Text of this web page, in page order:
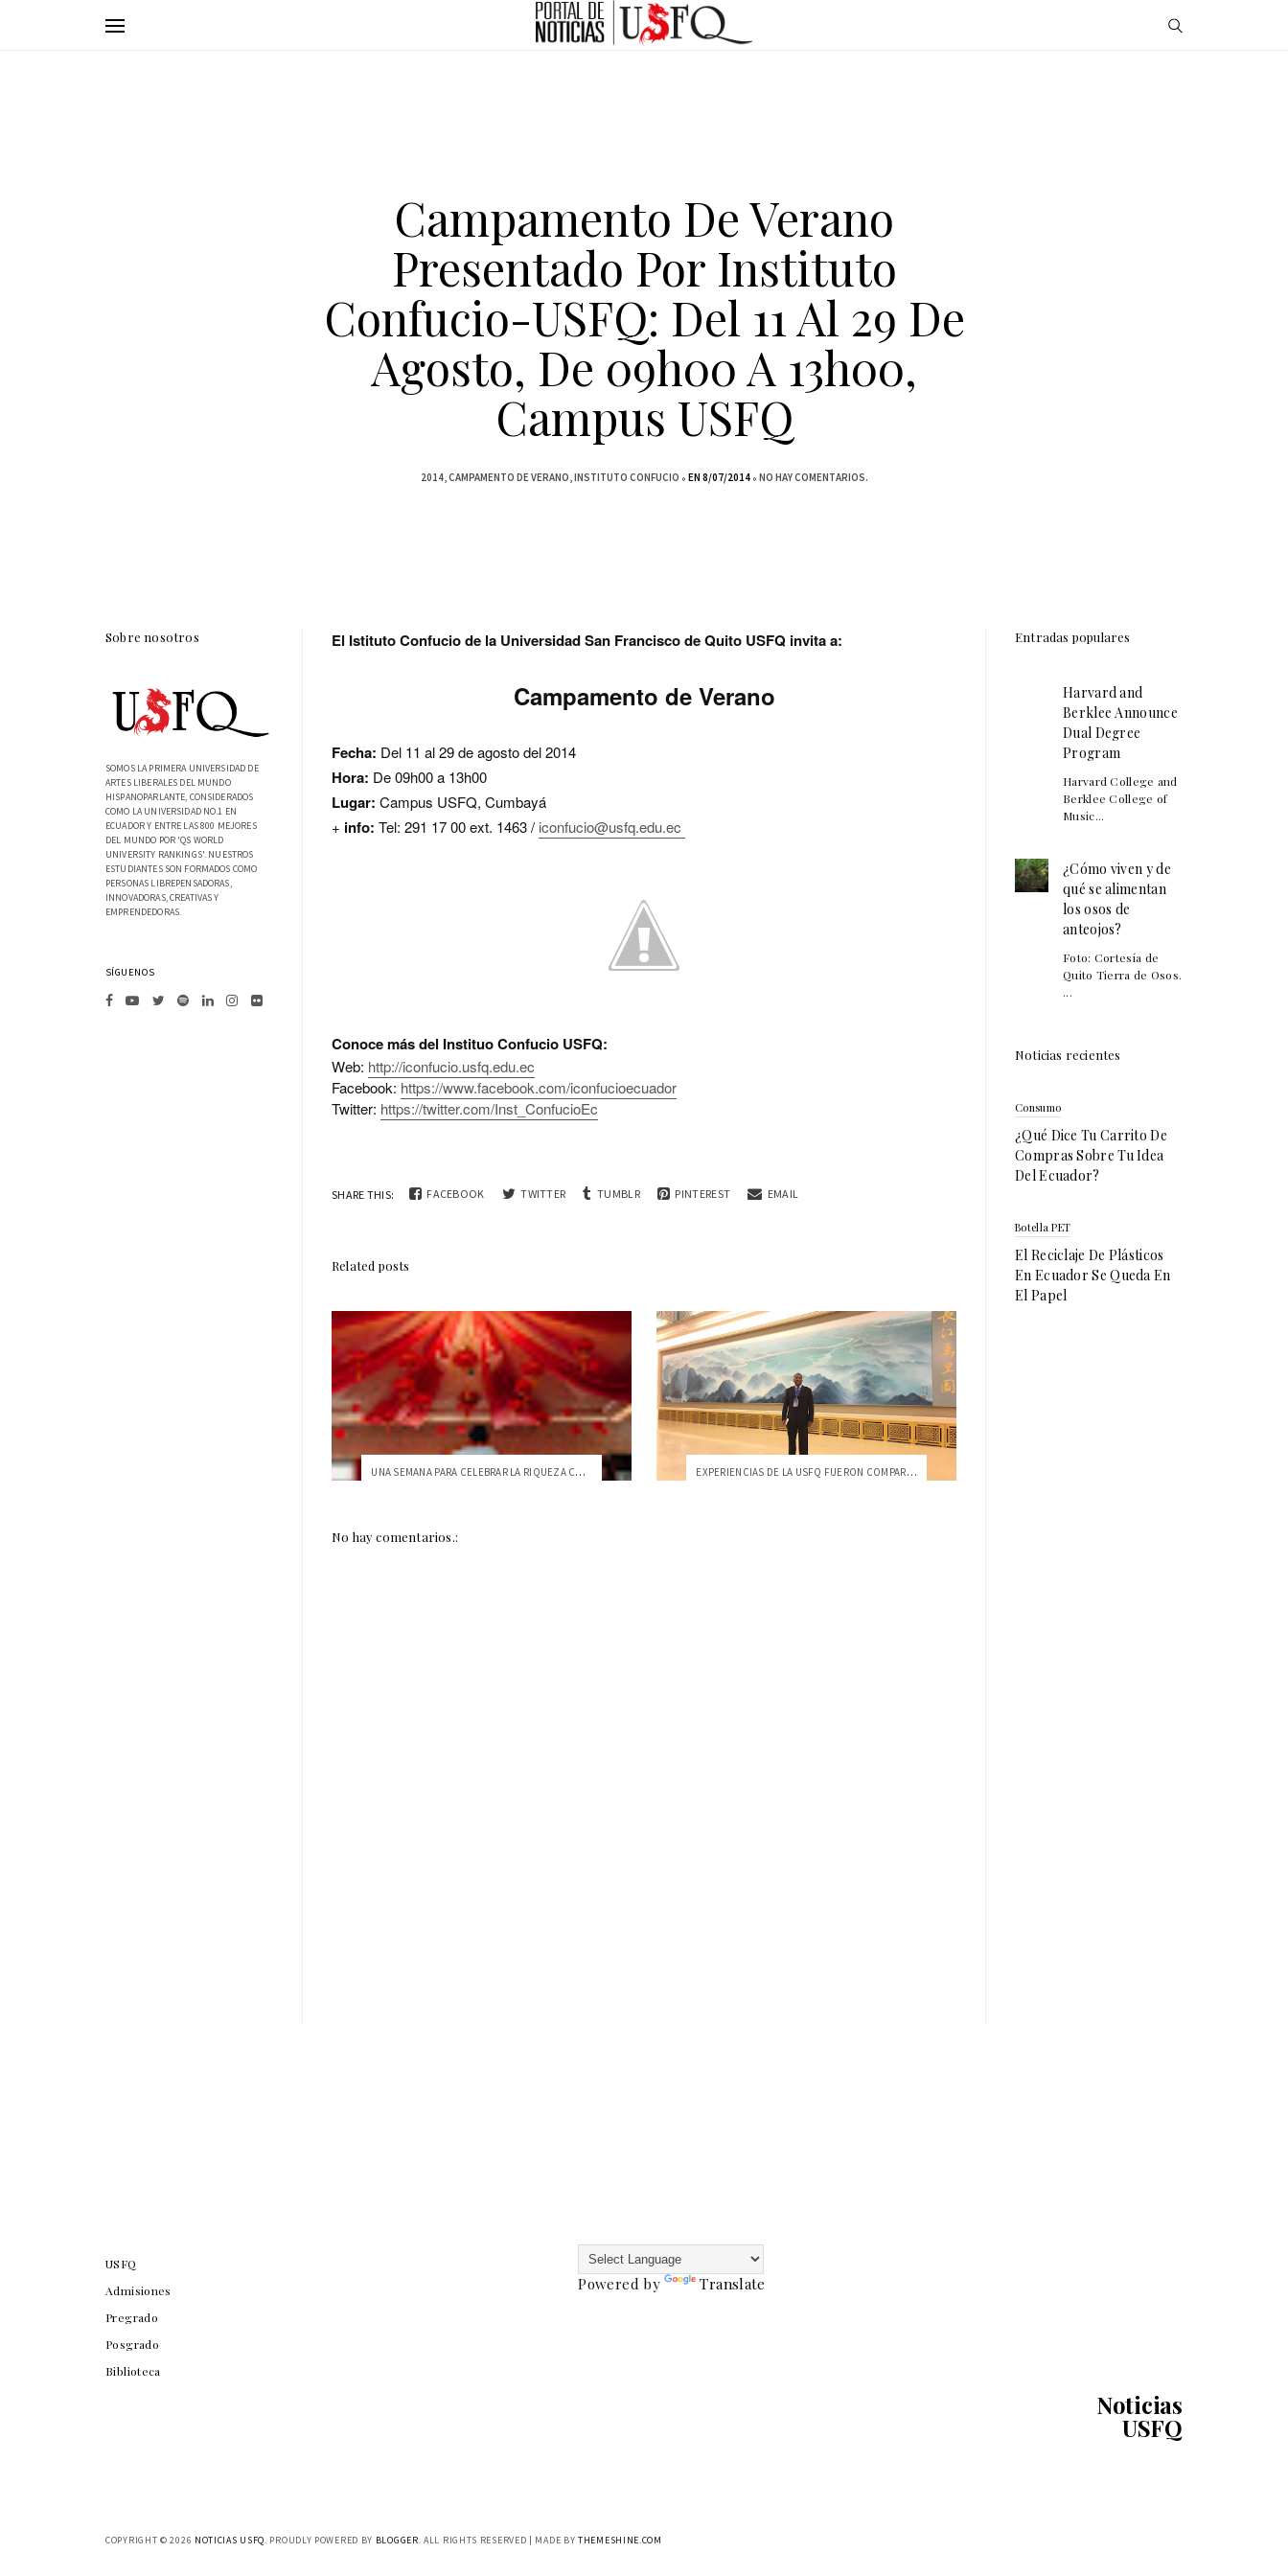
Campamento De Verano
Presentado Por Instituto
Confucio-USFQ: Del 11 Al 29 De
Agosto, De 09h00 A 13h00,
Campus USFQ
2014 CAMPAMENTO DE VERANO INSTITUTO CONFUCIO EN 8/07/2014 NO HAY COMENTARIOS.
El Istituto Confucio de la Universidad San Francisco de Quito USFQ invita a:
Campamento de Verano
Fecha: Del 11 al 29 de agosto del 2014
Hora: De 09h00 a 13h00
Lugar: Campus USFQ, Cumbayá
+ info: Tel: 291 17 00 ext. 1463 / iconfucio@usfq.edu.ec
Conoce más del Instituo Confucio USFQ:
Web: http://iconfucio.usfq.edu.ec
Facebook: https://www.facebook.com/iconfucioecuador
Twitter: https://twitter.com/Inst_ConfucioEc
SHARE THIS: FACEBOOK TWITTER TUMBLR PINTEREST EMAIL
Related posts
UNA SEMANA PARA CELEBRAR LA RIQUEZA CULT... EXPERIENCIAS DE LA USFQ FUERON COMPARTIDAS EN CHINA
No hay comentarios.:
Sobre nosotros
SOMOS LA PRIMERA UNIVERSIDAD DE
ARTES LIBERALES DEL MUNDO
HISPANOPARLANTE, CONSIDERADOS
COMO LA UNIVERSIDAD NO.1 EN
ECUADOR Y ENTRE LAS 800 MEJORES
DEL MUNDO POR 'QS WORLD
UNIVERSITY RANKINGS'. NUESTROS
ESTUDIANTES SON FORMADOS COMO
PERSONAS LIBREPENSADORAS,
INNOVADORAS, CREATIVAS Y
EMPRENDEDORAS.
SÍGUENOS
Entradas populares
Harvard and
Berklee Announce
Dual Degree
Program
Harvard College and
Berklee College of
Music...
¿Cómo viven y de
qué se alimentan
los osos de
anteojos?
Foto: Cortesía de
Quito Tierra de Osos.
...
Noticias recientes
Consumo
¿Qué Dice Tu Carrito De
Compras Sobre Tu Idea
Del Ecuador?
Botella PET
El Reciclaje De Plásticos
En Ecuador Se Queda En
El Papel
USFQ
Admisiones
Pregrado
Posgrado
Biblioteca
Powered by Translate
Noticias
USFQ
COPYRIGHT ©2026 NOTICIAS USFQ. PROUDLY POWERED BY BLOGGER. ALL RIGHTS RESERVED | MADE BYTHEMESHINE.COM